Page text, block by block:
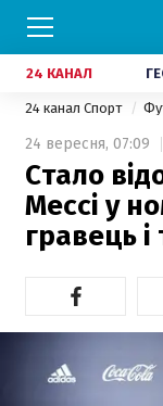
24 КАНАЛ
24 канал Спорт
24 вересня, 07:09
Стало
Мессі у
гравець